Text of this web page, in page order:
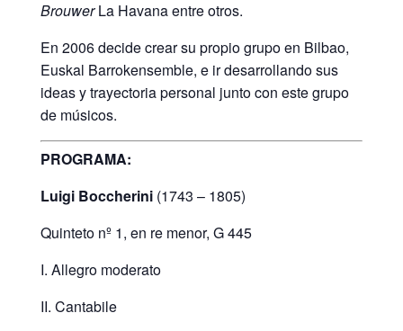
BrouwerLa Havana entre otros.
En 2006 decide crear su propio grupo en Bilbao,
Euskal Barrokensemble, e ir desarrollando sus
ideas y trayectoria personal junto con este grupo
de músicos.
PROGRAMA:
Luigi Boccherini(1743 – 1805)
Quinteto nº 1, en re menor, G 445
I. Allegro moderato
II. Cantabile